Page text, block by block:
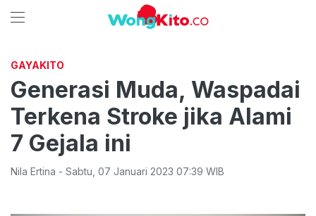
GAYAKITO
Generasi Muda, Waspadai
Terkena Stroke jika Alami
7 Gejala ini
Nila Ertina - Sabtu 07 Januari 2023 07:39 WIB